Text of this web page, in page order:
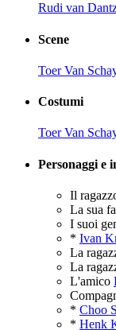
Rudi van
Scene
Toer Van
Costumi
Toer Van
Personaggi e
Il
La sua
I suoi
* Ivan
La
La
L'amico
* Choo
* Henk